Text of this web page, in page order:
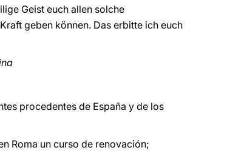
Geist euch allen solche
geben können. Das erbitte ich euch
procedentes de España y de los
Roma un curso de renovación;